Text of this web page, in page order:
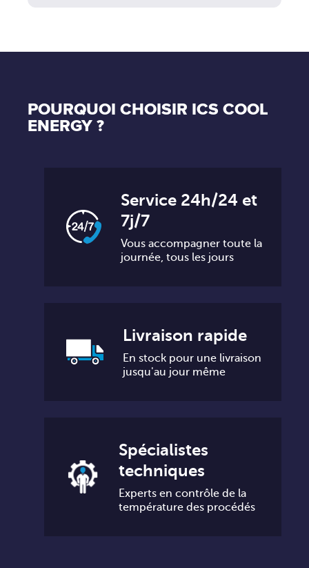
POURQUOI CHOISIR ICS COOL
ENERGY ?
Service 24h/24 et
7j/7
Vous accompagner toute la
journée, tous les jours
Livraison rapide
En stock pour une livraison
jusqu'au jour même
Spécialistes
techniques
Experts en contrôle de la
température des procédés